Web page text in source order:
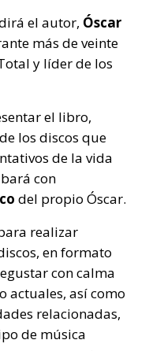
el autor, Óscar
más de veinte
y líder de los
el libro,
de los discos que
de la vida
con
del propio Óscar.
realizar
en formato
con calma
actuales, así como
relacionadas,
de música